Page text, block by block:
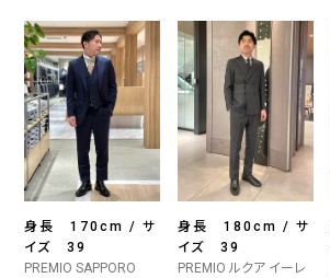
身長 170cm / サ
イズ 39
PREMIO SAPPORO
身長 180cm / サ
イズ 39
PREMIO ルクア イーレ